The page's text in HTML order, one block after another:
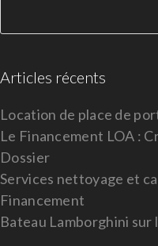
Articles récents
Location de place de
Le Financement LOA :
Dossier
Services nettoyage et
Financement
Bateau Lamborghini sur